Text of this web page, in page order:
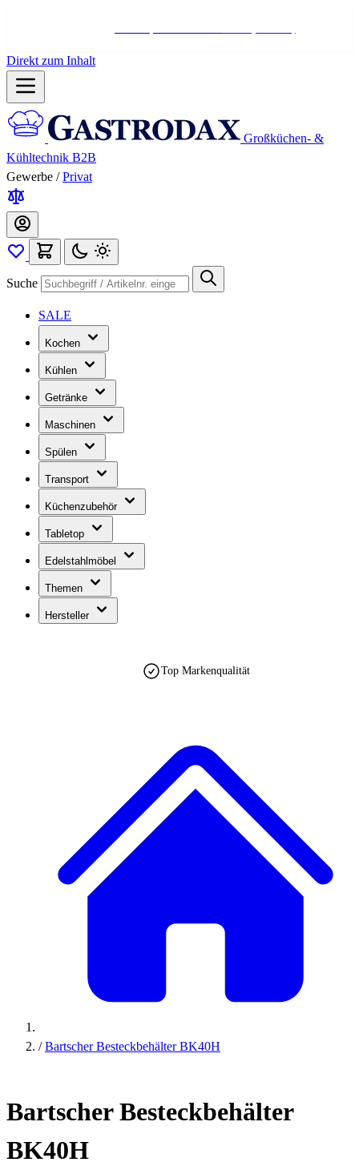
Direkt zum Inhalt
Großküchen- &
Kühltechnik B2B
Gewerbe / Privat
Suche
SALE
Kochen
Kühlen
Getränke
Maschinen
Spülen
Transport
Küchenzubehör
Tabletop
Edelstahlmöbel
Themen
Hersteller
Top Markenqualität
est. 1990
/ Bartscher Besteckbehälter BK40H
Bartscher Besteckbehälter
BK40H